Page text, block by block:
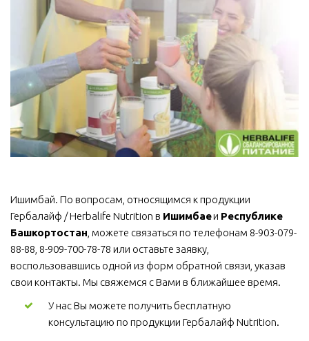
Ишимбай. По вопросам, относящимся к продукции
Гербалайф / Herbalife Nutrition в Ишимбае и Республике
Башкортостан , можете связаться по телефонам 8-903-079-
88-88, 8-909-700-78-78 или оставьте заявку,
воспользовавшись одной из форм обратной связи, указав
свои контакты. Мы свяжемся с Вами в ближайшее время.
У нас Вы можете получить бесплатную
консультацию по продукции Гербалайф Nutrition.